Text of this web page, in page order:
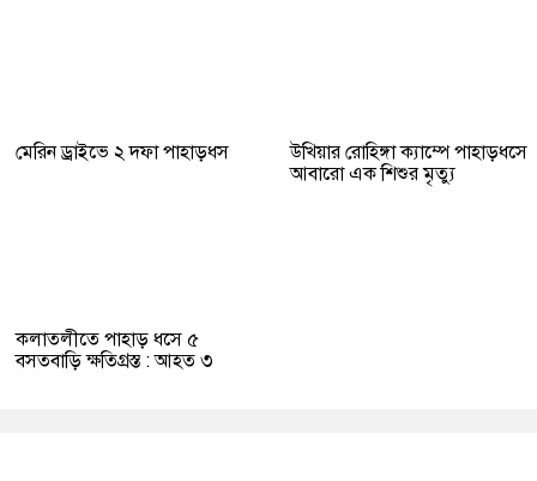
মেরিন ড্রাইভে ২ দফা পাহাড়ধস
উখিয়ার রোহিঙ্গা ক্যাম্পে পাহাড়ধসে
আবারো এক শিশুর মৃত্যু
কলাতলীতে পাহাড় ধসে ৫
বসতবাড়ি ক্ষতিগ্রস্ত : আহত ৩